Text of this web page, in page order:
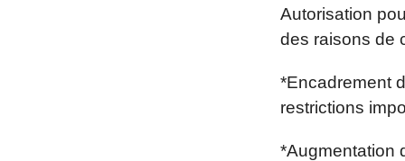
Autorisation
des raisons de
*Encadrement
restrictions
*Augmentation